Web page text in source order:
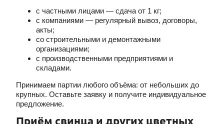
с частными лицами — сдача от 1 кг;
с компаниями — регулярный вывоз, договоры,
акты;
со строительными и демонтажными
организациями;
с производственными предприятиями и
складами.
Принимаем партии любого объёма: от небольших до
крупных. Оставьте заявку и получите индивидуальное
предложение.
Приём свинца и других цветных